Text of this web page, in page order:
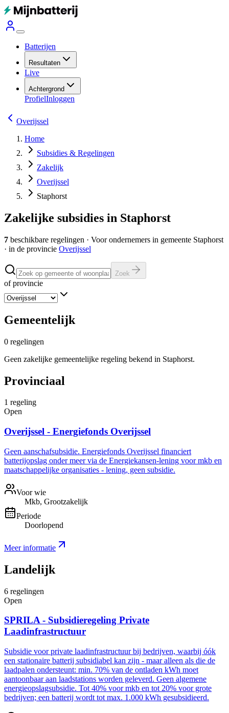
Batterijen
Resultaten
Live
Achtergrond
ProfielInloggen
Overijssel
Home
Subsidies & Regelingen
Zakelijk
Overijssel
Staphorst
Zakelijke subsidies in Staphorst
7 beschikbare regelingen · Voor ondernemers in gemeente Staphorst
· in de provincie Overijssel
Zoek
of provincie
Gemeentelijk
0 regelingen
Geen zakelijke gemeentelijke regeling bekend in Staphorst.
Provinciaal
1 regeling
Open
Overijssel - Energiefonds Overijssel
Geen aanschafsubsidie. Energiefonds Overijssel financiert
batterijopslag onder meer via de Energiekansen-lening voor mkb en
maatschappelijke organisaties - lening, geen subsidie.
Voor wie
Mkb, Grootzakelijk
Periode
Doorlopend
Meer informatie
Landelijk
6 regelingen
Open
SPRILA - Subsidieregeling Private
Laadinfrastructuur
Subsidie voor private laadinfrastructuur bij bedrijven, waarbij óók
een stationaire batterij subsidiabel kan zijn - maar alleen als die de
laadpalen ondersteunt: min. 70% van de ontladen kWh moet
aantoonbaar aan laadstations worden geleverd. Geen algemene
energieopslagsubsidie. Tot 40% voor mkb en tot 20% voor grote
bedrijven; een batterij wordt tot max. 1.000 kWh gesubsidieerd.